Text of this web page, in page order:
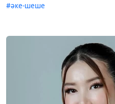
#әке-шеше